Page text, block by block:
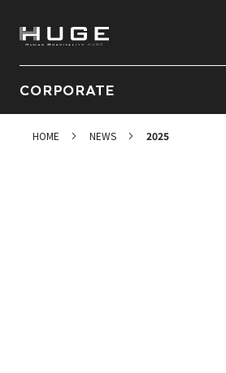
CORPORATE
HOME NEWS 2025